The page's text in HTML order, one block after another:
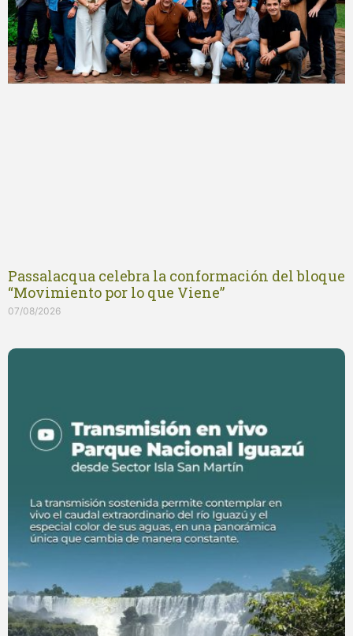
Passalacqua celebra la conformación del bloque
“Movimiento por lo que Viene”
07/08/2026